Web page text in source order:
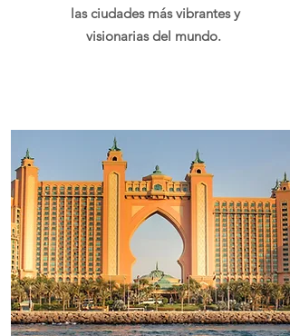
las ciudades más vibrantes y
visionarias del mundo.